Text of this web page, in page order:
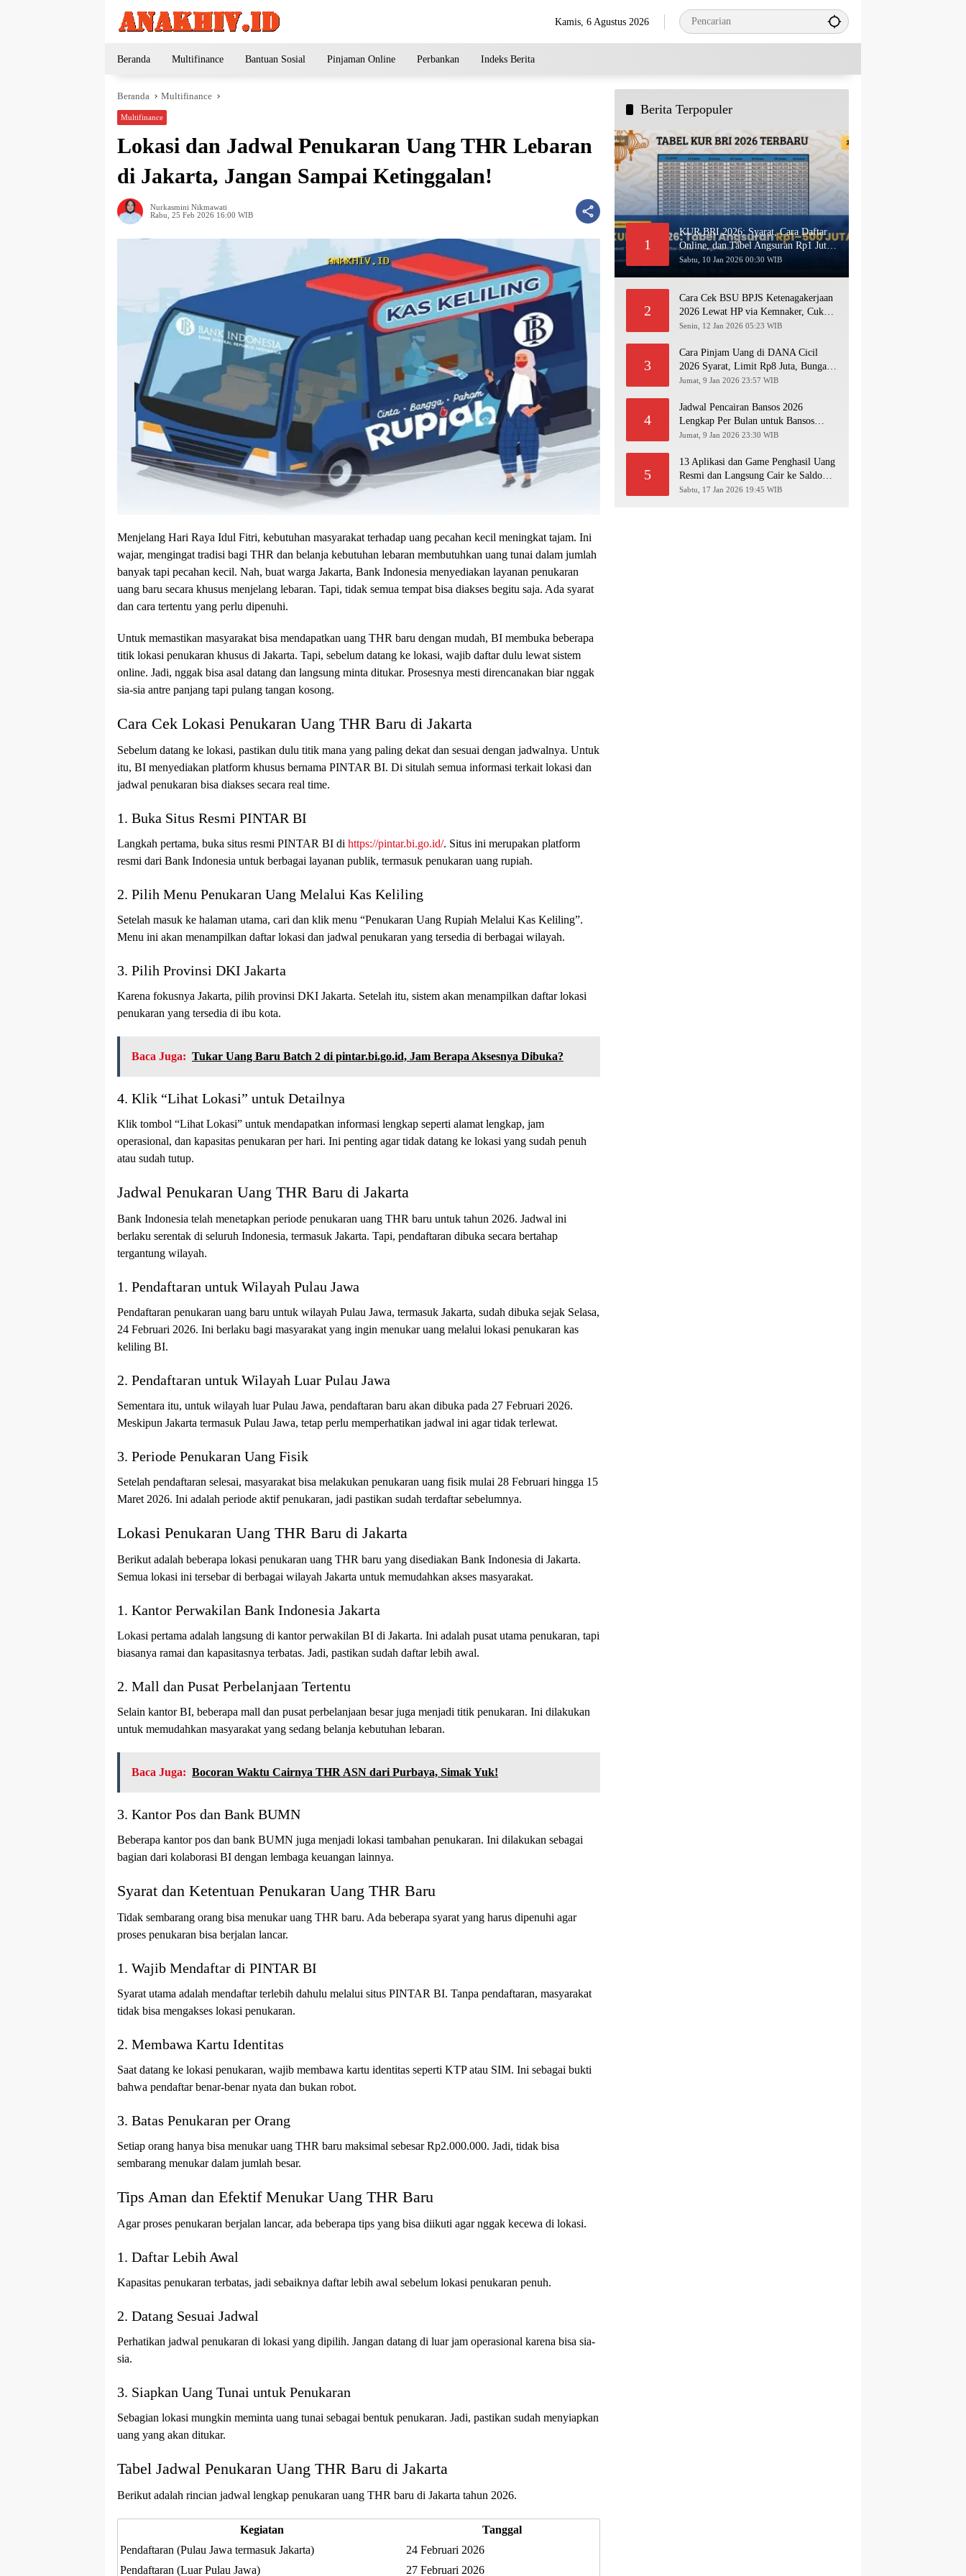
Kamis, 6 Agustus 2026
Beranda Multifinance Bantuan Sosial Pinjaman Online Perbankan Indeks Berita
Beranda Multifinance
Multifinance
Lokasi dan Jadwal Penukaran Uang THR Lebaran
di Jakarta, Jangan Sampai Ketinggalan!
Nurkasmini Nikmawati
Rabu, 25 Feb 2026 16:00 WIB
Menjelang Hari Raya Idul Fitri, kebutuhan masyarakat terhadap uang pecahan kecil meningkat tajam. Ini
wajar, mengingat tradisi bagi THR dan belanja kebutuhan lebaran membutuhkan uang tunai dalam jumlah
banyak tapi pecahan kecil. Nah, buat warga Jakarta, Bank Indonesia menyediakan layanan penukaran
uang baru secara khusus menjelang lebaran. Tapi, tidak semua tempat bisa diakses begitu saja. Ada syarat
dan cara tertentu yang perlu dipenuhi.
Untuk memastikan masyarakat bisa mendapatkan uang THR baru dengan mudah, BI membuka beberapa
titik lokasi penukaran khusus di Jakarta. Tapi, sebelum datang ke lokasi, wajib daftar dulu lewat sistem
online. Jadi, nggak bisa asal datang dan langsung minta ditukar. Prosesnya mesti direncanakan biar nggak
sia-sia antre panjang tapi pulang tangan kosong.
Cara Cek Lokasi Penukaran Uang THR Baru di Jakarta
Sebelum datang ke lokasi, pastikan dulu titik mana yang paling dekat dan sesuai dengan jadwalnya. Untuk
itu, BI menyediakan platform khusus bernama PINTAR BI. Di situlah semua informasi terkait lokasi dan
jadwal penukaran bisa diakses secara real time.
1. Buka Situs Resmi PINTAR BI
Langkah pertama, buka situs resmi PINTAR BI di https://pintar.bi.go.id/. Situs ini merupakan platform
resmi dari Bank Indonesia untuk berbagai layanan publik, termasuk penukaran uang rupiah.
2. Pilih Menu Penukaran Uang Melalui Kas Keliling
Setelah masuk ke halaman utama, cari dan klik menu “Penukaran Uang Rupiah Melalui Kas Keliling”.
Menu ini akan menampilkan daftar lokasi dan jadwal penukaran yang tersedia di berbagai wilayah.
3. Pilih Provinsi DKI Jakarta
Karena fokusnya Jakarta, pilih provinsi DKI Jakarta. Setelah itu, sistem akan menampilkan daftar lokasi
penukaran yang tersedia di ibu kota.
Baca Juga: Tukar Uang Baru Batch 2 di pintar.bi.go.id, Jam Berapa Aksesnya Dibuka?
4. Klik “Lihat Lokasi” untuk Detailnya
Klik tombol “Lihat Lokasi” untuk mendapatkan informasi lengkap seperti alamat lengkap, jam
operasional, dan kapasitas penukaran per hari. Ini penting agar tidak datang ke lokasi yang sudah penuh
atau sudah tutup.
Jadwal Penukaran Uang THR Baru di Jakarta
Bank Indonesia telah menetapkan periode penukaran uang THR baru untuk tahun 2026. Jadwal ini
berlaku serentak di seluruh Indonesia, termasuk Jakarta. Tapi, pendaftaran dibuka secara bertahap
tergantung wilayah.
1. Pendaftaran untuk Wilayah Pulau Jawa
Pendaftaran penukaran uang baru untuk wilayah Pulau Jawa, termasuk Jakarta, sudah dibuka sejak Selasa,
24 Februari 2026. Ini berlaku bagi masyarakat yang ingin menukar uang melalui lokasi penukaran kas
keliling BI.
2. Pendaftaran untuk Wilayah Luar Pulau Jawa
Sementara itu, untuk wilayah luar Pulau Jawa, pendaftaran baru akan dibuka pada 27 Februari 2026.
Meskipun Jakarta termasuk Pulau Jawa, tetap perlu memperhatikan jadwal ini agar tidak terlewat.
3. Periode Penukaran Uang Fisik
Setelah pendaftaran selesai, masyarakat bisa melakukan penukaran uang fisik mulai 28 Februari hingga 15
Maret 2026. Ini adalah periode aktif penukaran, jadi pastikan sudah terdaftar sebelumnya.
Lokasi Penukaran Uang THR Baru di Jakarta
Berikut adalah beberapa lokasi penukaran uang THR baru yang disediakan Bank Indonesia di Jakarta.
Semua lokasi ini tersebar di berbagai wilayah Jakarta untuk memudahkan akses masyarakat.
1. Kantor Perwakilan Bank Indonesia Jakarta
Lokasi pertama adalah langsung di kantor perwakilan BI di Jakarta. Ini adalah pusat utama penukaran, tapi
biasanya ramai dan kapasitasnya terbatas. Jadi, pastikan sudah daftar lebih awal.
2. Mall dan Pusat Perbelanjaan Tertentu
Selain kantor BI, beberapa mall dan pusat perbelanjaan besar juga menjadi titik penukaran. Ini dilakukan
untuk memudahkan masyarakat yang sedang belanja kebutuhan lebaran.
Baca Juga: Bocoran Waktu Cairnya THR ASN dari Purbaya, Simak Yuk!
3. Kantor Pos dan Bank BUMN
Beberapa kantor pos dan bank BUMN juga menjadi lokasi tambahan penukaran. Ini dilakukan sebagai
bagian dari kolaborasi BI dengan lembaga keuangan lainnya.
Syarat dan Ketentuan Penukaran Uang THR Baru
Tidak sembarang orang bisa menukar uang THR baru. Ada beberapa syarat yang harus dipenuhi agar
proses penukaran bisa berjalan lancar.
1. Wajib Mendaftar di PINTAR BI
Syarat utama adalah mendaftar terlebih dahulu melalui situs PINTAR BI. Tanpa pendaftaran, masyarakat
tidak bisa mengakses lokasi penukaran.
2. Membawa Kartu Identitas
Saat datang ke lokasi penukaran, wajib membawa kartu identitas seperti KTP atau SIM. Ini sebagai bukti
bahwa pendaftar benar-benar nyata dan bukan robot.
3. Batas Penukaran per Orang
Setiap orang hanya bisa menukar uang THR baru maksimal sebesar Rp2.000.000. Jadi, tidak bisa
sembarang menukar dalam jumlah besar.
Tips Aman dan Efektif Menukar Uang THR Baru
Agar proses penukaran berjalan lancar, ada beberapa tips yang bisa diikuti agar nggak kecewa di lokasi.
1. Daftar Lebih Awal
Kapasitas penukaran terbatas, jadi sebaiknya daftar lebih awal sebelum lokasi penukaran penuh.
2. Datang Sesuai Jadwal
Perhatikan jadwal penukaran di lokasi yang dipilih. Jangan datang di luar jam operasional karena bisa sia-
sia.
3. Siapkan Uang Tunai untuk Penukaran
Sebagian lokasi mungkin meminta uang tunai sebagai bentuk penukaran. Jadi, pastikan sudah menyiapkan
uang yang akan ditukar.
Tabel Jadwal Penukaran Uang THR Baru di Jakarta
Berikut adalah rincian jadwal lengkap penukaran uang THR baru di Jakarta tahun 2026.
Kegiatan
Tanggal
Pendaftaran (Pulau Jawa termasuk Jakarta)
24 Februari 2026
Pendaftaran (Luar Pulau Jawa)
27 Februari 2026
Berita Terpopuler
1
KUR BRI 2026: Syarat, Cara Daftar
Online, dan Tabel Angsuran Rp1 Juta–
500 Juta Terbaru
Sabtu, 10 Jan 2026 00:30 WIB
2
Cara Cek BSU BPJS Ketenagakerjaan
2026 Lewat HP via Kemnaker, Cukup
Pakai NIK KTP!
Senin, 12 Jan 2026 05:23 WIB
3
Cara Pinjam Uang di DANA Cicil
2026 Syarat, Limit Rp8 Juta, Bunga &
Langkah Pengajuan Lengkap
Jumat, 9 Jan 2026 23:57 WIB
4
Jadwal Pencairan Bansos 2026
Lengkap Per Bulan untuk Bansos
PKH, BPNT, PIP, BLT Kesra
Jumat, 9 Jan 2026 23:30 WIB
5
13 Aplikasi dan Game Penghasil Uang
Resmi dan Langsung Cair ke Saldo
Dana 2026
Sabtu, 17 Jan 2026 19:45 WIB